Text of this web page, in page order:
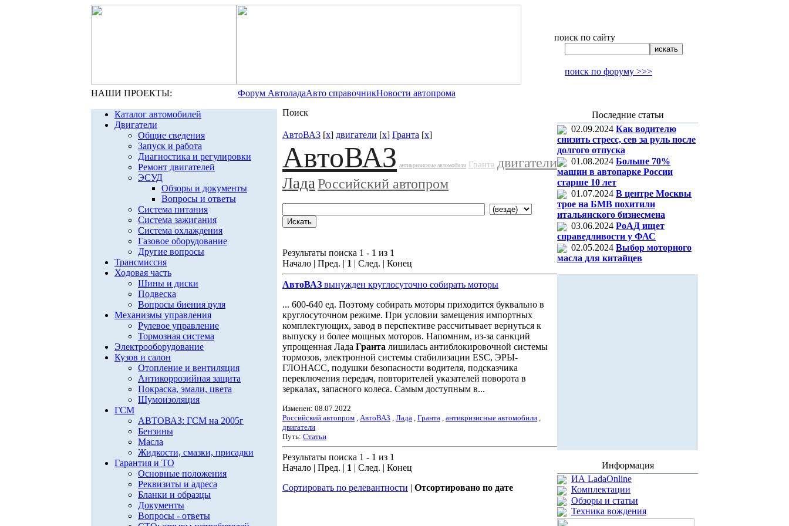
поиск по сайту
поиск по форуму >>>
НАШИ ПРОЕКТЫ: Форум АвтоладаАвто справочникНовости автопрома
Каталог автомобилей
Двигатели
Общие сведения
Запуск и работа
Диагностика и регулировки
Ремонт двигателей
ЭСУД
Обзоры и документы
Вопросы и ответы
Система питания
Система зажигания
Система охлаждения
Газовое оборудование
Другие вопросы
Трансмиссия
Ходовая часть
Шины и диски
Подвеска
Вопросы биения руля
Механизмы управления
Рулевое управление
Тормозная система
Электрооборудование
Кузов и салон
Отопление и вентиляция
Антикоррозийная защита
Покраска, эмали, цвета
Шумоизоляция
ГСМ
АВТОВАЗ: ГСМ на 2005г
Бензины
Масла
Жидкости, смазки, присадки
Гарантия и ТО
Основные положения
Реквизиты и адреса
Бланки и образцы
Документы
Вопросы - ответы
Поиск
АвтоВАЗ [x] двигатели [x] Гранта [x]
АвтоВАЗ антикризисные автомобили Гранта двигатели
ЛадаРоссийский автопром
Результаты поиска 1 - 1 из 1
Начало | Пред. | 1 | След. | Конец
АвтоВАЗ вынужден круглосуточно собирать моторы
... 600-640 ед. Поэтому собирать моторы приходится буквально в
круглосуточном режиме. При условии замещения импортных
комплектующих, завод в перспективе рассчитывает вернуться к
выпуску и более мощных моторов. Напомним, из-за санкций
упрощенная Лада Гранта лишилась антиблокировочной системы
тормозов, электронной системы стабилизации ESC, ЭРЫ-
ГЛОНАСС, подушки безопасности водителя, подсказчика
переключения передач, повторителей указателей поворота в
зеркалах, запасного колеса. Самым доступным в...
Изменен: 08.07.2022
Российский автопром , АвтоВАЗ , Лада , Гранта , антикризисные автомобили ,
двигатели
Путь: Статьи
Результаты поиска 1 - 1 из 1
Начало | Пред. | 1 | След. | Конец
Сортировать по релевантности | Отсортировано по дате
Последние статьи
02.09.2024 Как водителю
снизить стресс, сев за руль после
долгого отпуска
01.08.2024 Больше 70%
машин в автопарке России
старше 10 лет
01.07.2024 В центре Москвы
трое на БМВ похитили
итальянского бизнесмена
03.06.2024 РоАД ищет
справедливости у ФАС
02.05.2024 Выбор моторного
масла для китайцев
Информация
ИА LadaOnline
Комплектации
Обзоры и статьи
Техника вождения